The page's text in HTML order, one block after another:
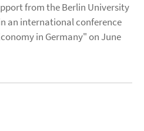
from the Berlin University
an international conference
in Germany" on June